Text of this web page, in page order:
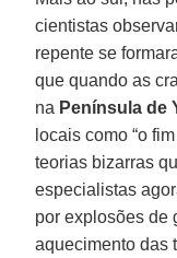
cientistas
repente se
que quando as
na Península de
locais como “o
teorias bizarras
especialistas
por explosões de
aquecimento das